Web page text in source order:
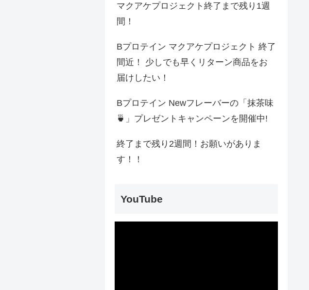
マクアケプロジェクト終了まで残り1週
間！
Bプロテイン マクアケプロジェクト 終了
間近！ 少しでも早くリターン商品をお
届けしたい！
Bプロテイン Newフレーバーの「抹茶味
🍵」プレゼントキャンペーンを開催中!
終了まで残り2週間！お願いがありま
す！！
YouTube